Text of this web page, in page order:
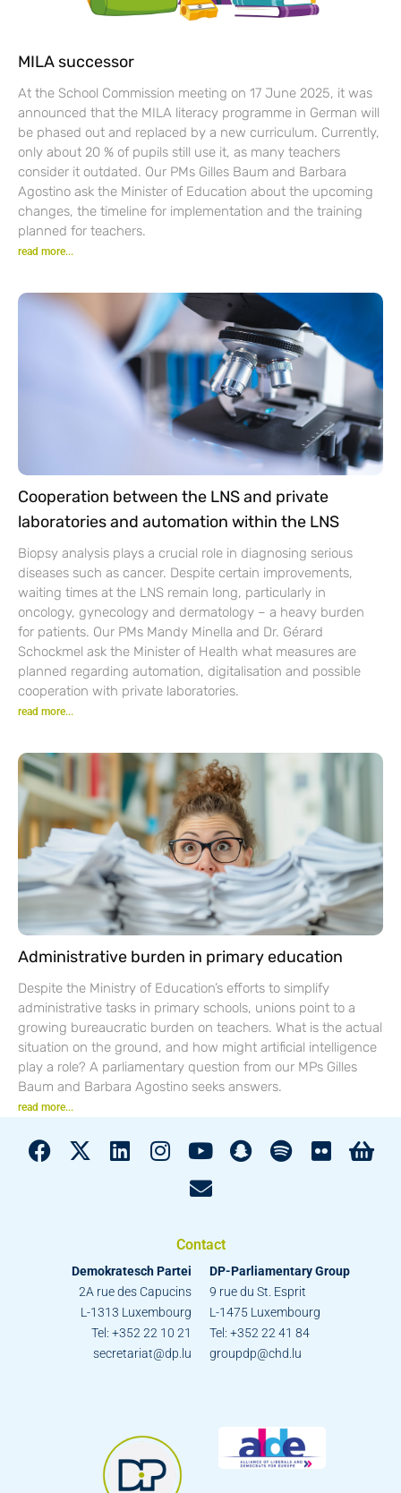
MILA successor
At the School Commission meeting on 17 June 2025, it was
announced that the MILA literacy programme in German will
be phased out and replaced by a new curriculum. Currently,
only about 20 % of pupils still use it, as many teachers
consider it outdated. Our PMs Gilles Baum and Barbara
Agostino ask the Minister of Education about the upcoming
changes, the timeline for implementation and the training
planned for teachers.
read more...
Cooperation between the LNS and private
laboratories and automation within the LNS
Biopsy analysis plays a crucial role in diagnosing serious
diseases such as cancer. Despite certain improvements,
waiting times at the LNS remain long, particularly in
oncology, gynecology and dermatology – a heavy burden
for patients. Our PMs Mandy Minella and Dr. Gérard
Schockmel ask the Minister of Health what measures are
planned regarding automation, digitalisation and possible
cooperation with private laboratories.
read more...
Administrative burden in primary education
Despite the Ministry of Education’s efforts to simplify
administrative tasks in primary schools, unions point to a
growing bureaucratic burden on teachers. What is the actual
situation on the ground, and how might artificial intelligence
play a role? A parliamentary question from our MPs Gilles
Baum and Barbara Agostino seeks answers.
read more...
Contact
Demokratesch Partei
2A rue des Capucins
L-1313 Luxembourg
Tel: +352 22 10 21
secretariat@dp.lu
DP-Parliamentary Group
9 rue du St. Esprit
L-1475 Luxembourg
Tel: +352 22 41 84
groupdp@chd.lu